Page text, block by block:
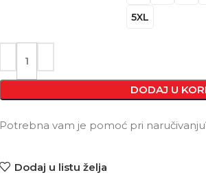
5XL
DODAJ U
Potrebna vam je pomoć pri
Dodaj u listu želja